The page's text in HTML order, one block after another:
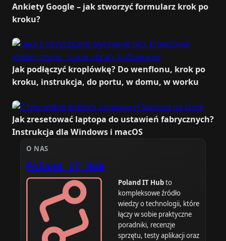
Ankiety Google – jak stworzyć formularz krok po
kroku?
Jak podłączyć kroplówkę? Do wenflonu, krok po
kroku, instrukcja, do portu, w domu, w worku
Jak zresetować laptopa do ustawień fabrycznych?
Instrukcja dla Windows i macOS
O NAS
Poland IT Hub
Poland IT Hubto
kompleksowe źródło
wiedzy o technologii, które
łączy w sobie praktyczne
poradniki, recenzje
sprzętu, testy aplikacji oraz